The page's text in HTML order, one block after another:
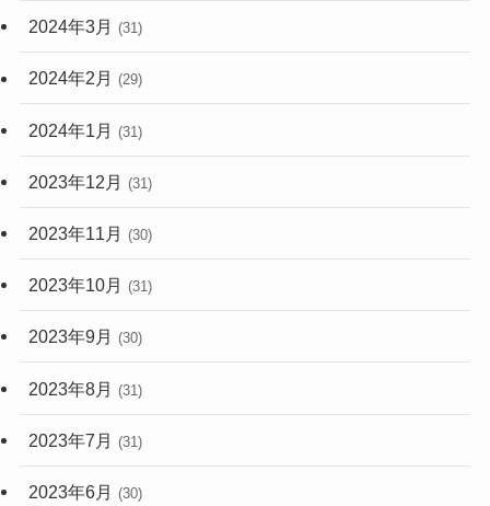
2024年3月 (31)
2024年2月 (29)
2024年1月 (31)
2023年12月 (31)
2023年11月 (30)
2023年10月 (31)
2023年9月 (30)
2023年8月 (31)
2023年7月 (31)
2023年6月 (30)